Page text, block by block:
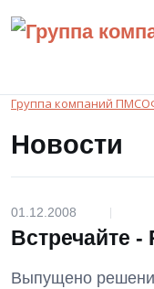
Группа компаний
Новости
01.12.2008 |
Встречайте -
Выпущено